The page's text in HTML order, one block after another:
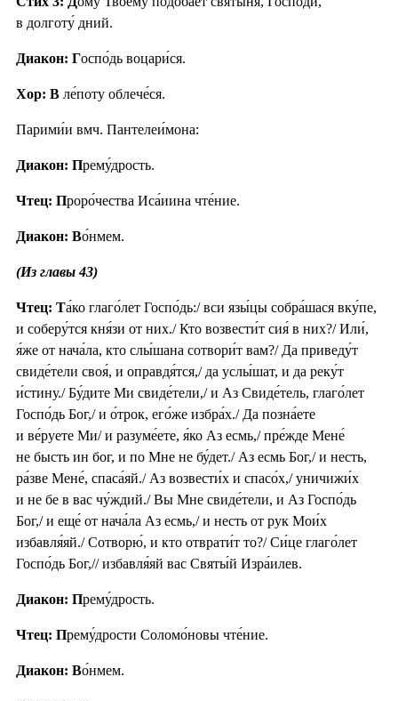
в долготу́ дний.
Диакон: Госпо́дь воцари́ся.
Хор: В ле́поту облече́ся.
Парими́и вмч. Пантелеи́мона:
Диакон: Прему́дрость.
Чтец: Проро́чества Иса́иина чте́ние.
Диакон: Во́нмем.
(Из главы 43)
Чтец: Та́ко глаго́лет Госпо́дь:/ вси язы́цы собра́шася вку́пе,
и соберу́тся кня́зи от них./ Кто возвести́т сия́ в них?/ Или́,
я́же от нача́ла, кто слы́шана сотвори́т вам?/ Да приведу́т
свиде́тели своя́, и оправдя́тся,/ да услы́шат, и да реку́т
и́стину./ Бу́дите Ми свиде́тели,/ и Аз Свиде́тель, глаго́лет
Госпо́дь Бог,/ и о́трок, его́же избра́х./ Да позна́ете
и ве́руете Ми/ и разуме́ете, я́ко Аз есмь,/ пре́жде Мене́
не бысть ин бог, и по Мне не бу́дет./ Аз есмь Бог,/ и несть,
ра́зве Мене́, спаса́яй./ Аз возвести́х и спасо́х,/ уничижи́х
и не бе в вас чу́ждий./ Вы Мне свиде́тели, и Аз Госпо́дь
Бог,/ и еще́ от нача́ла Аз есмь,/ и несть от рук Мои́х
избавля́яй./ Сотворю́, и кто отврати́т то?/ Си́це глаго́лет
Госпо́дь Бог,// избавля́яй вас Святы́й Изра́илев.
Диакон: Прему́дрость.
Чтец: Прему́дрости Соломо́новы чте́ние.
Диакон: Во́нмем.